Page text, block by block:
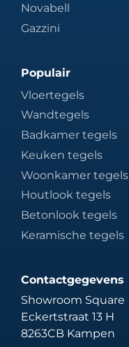
Novabell
Gazzini
Populair
Vloertegels
Wandtegels
Badkamer tegels
Keuken tegels
Woonkamer tegels
Houtlook tegels
Betonlook tegels
Keramische tegels
Contactgegevens
Showroom Square
Eckertstraat 13 H
8263CB Kampen